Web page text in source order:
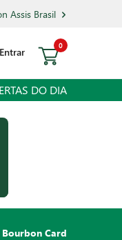
Assis Brasil
Entrar
0
DO DIA
Card